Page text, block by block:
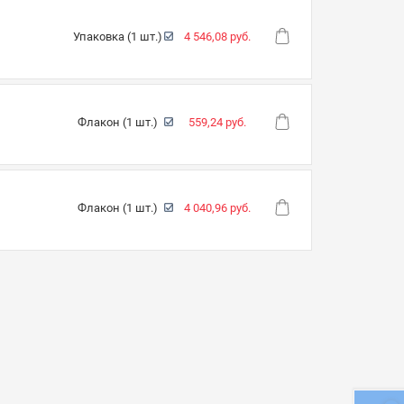
Упаковка (1 шт.) 4 546,08 руб.
Флакон (1 шт.) 559,24 руб.
Флакон (1 шт.) 4 040,96 руб.